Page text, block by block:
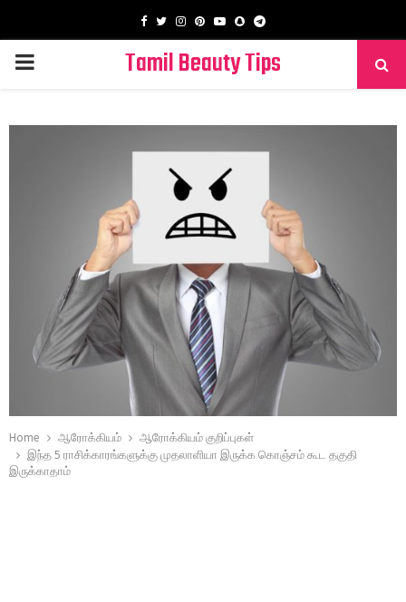
Facebook
TwitterInstagram
PinterestYoutube
SnapchatTelegram
PRIMARY
Tamil Beauty Tips
Home ஆரோக்கியம்
ஆரோக்கியம் குறிப்புகள்
இந்த 5 ராசிக்காரங்களுக்கு முதலாளியா இருக்க கொஞ்சம் கூட தகுதி
இருக்காதாம்